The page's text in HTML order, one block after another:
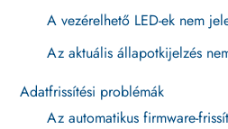
A vezérelhető LED-ek nem
Az aktuális állapotkijelzés
Adatfrissítési problémák
Az automatikus firmware-